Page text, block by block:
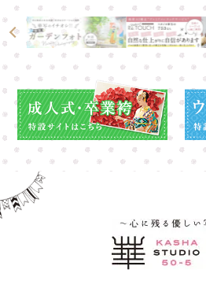
高崎店
大宮店
高崎店
大宮店